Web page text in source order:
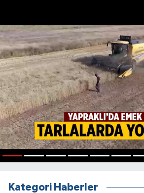
Kategori Haberler